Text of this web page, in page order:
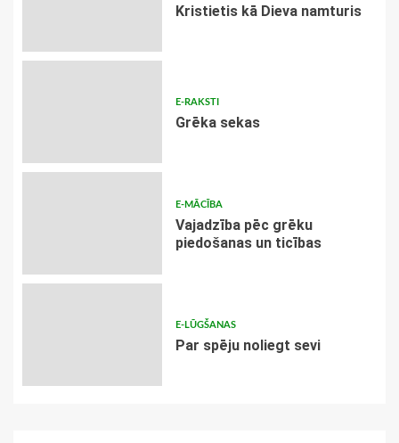
Kristietis kā Dieva namturis
E-RAKSTI
Grēka sekas
E-MĀCĪBA
Vajadzība pēc grēku
piedošanas un ticības
E-LŪGŠANAS
Par spēju noliegt sevi